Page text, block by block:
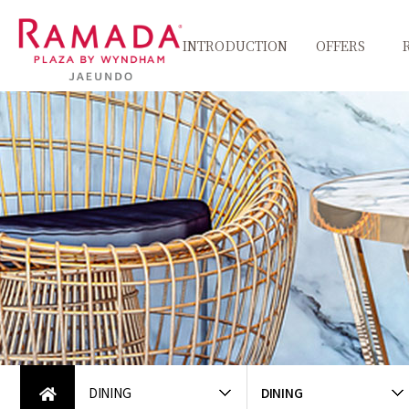
INTRODUCTION
인사말
친환경그린캠페인
씨원갤러리
찾아오시는길
OFFERS
객실패키지
식음패키지
Pet(
DINING DINING